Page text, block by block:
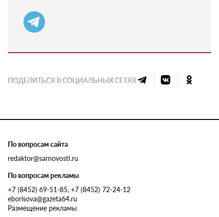
ПОДЕЛИТЬСЯ В СОЦИАЛЬНЫХ СЕТЯХ
По вопросам сайта
redaktor@sarnovosti.ru
По вопросам рекламы
+7 (8452) 69-51-85, +7 (8452) 72-24-12
eborisova@gazeta64.ru
Размещение рекламы